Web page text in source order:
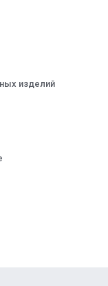
изделий